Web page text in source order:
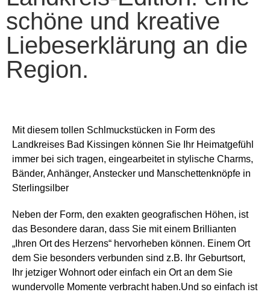
schöne und kreative
Liebeserklärung an die
Region.
Mit diesem tollen Schlmuckstücken in Form des
Landkreises Bad Kissingen können Sie Ihr Heimatgefühl
immer bei sich tragen, eingearbeitet in stylische Charms,
Bänder, Anhänger, Anstecker und Manschettenknöpfe in
Sterlingsilber
Neben der Form, den exakten geografischen Höhen, ist
das Besondere daran, dass Sie mit einem Brillianten
„Ihren Ort des Herzens“ hervorheben können. Einem Ort
dem Sie besonders verbunden sind z.B. Ihr Geburtsort,
Ihr jetziger Wohnort oder einfach ein Ort an dem Sie
wundervolle Momente verbracht haben.Und so einfach ist